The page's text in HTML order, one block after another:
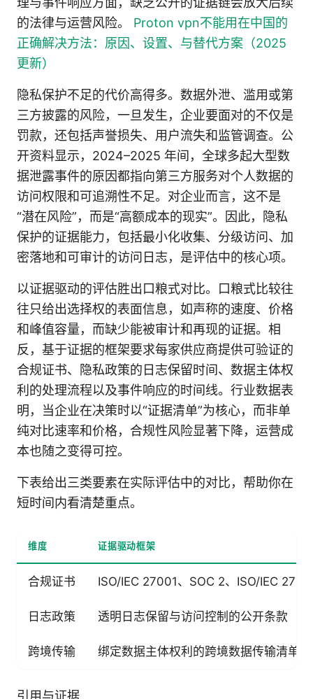
的法律与运营风险。 Proton vpn不能用在中国的
正确解决方法：原因、设置、与替代方案（2025
更新）
隐私保护不足的代价高得多。数据外泄、滥用或第
三方披露的风险，一旦发生，企业要面对的不仅是
罚款，还包括声誉损失、用户流失和监管调查。公
开资料显示，2024–2025 年间，全球多起大型数
据泄露事件的原因都指向第三方服务对个人数据的
访问权限和可追溯性不足。对企业而言，这不是
“潜在风险”，而是“高额成本的现实”。因此，隐私
保护的证据能力，包括最小化收集、分级访问、加
密落地和可审计的访问日志，是评估中的核心项。
以证据驱动的评估胜出口粮式对比。口粮式比较往
往只给出选择权的表面信息，如声称的速度、价格
和峰值容量，而缺少能被审计和再现的证据。相
反，基于证据的框架要求每家供应商提供可验证的
合规证书、隐私政策的日志保留时间、数据主体权
利的处理流程以及事件响应的时间线。行业数据表
明，当企业在决策时以“证据清单”为核心，而非单
纯对比速率和价格，合规性风险显著下降，运营成
本也随之变得可控。
下表给出三类要素在实际评估中的对比，帮助你在
短时间内看清楚重点。
维度 证据驱动框架
合规证书 ISO/IEC 27001、SOC 2、ISO/IEC
日志政策 透明日志保留与访问控制的公开条款
跨境传输 绑定数据主体权利的跨境数据传输清单
引用与证据